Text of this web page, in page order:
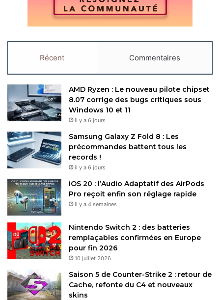
Récent Commentaires
AMD Ryzen : Le nouveau pilote chipset
8.07 corrige des bugs critiques sous
Windows 10 et 11
il y a 6 jours
Samsung Galaxy Z Fold 8 : Les
précommandes battent tous les
records !
il y a 6 jours
iOS 20 : l’Audio Adaptatif des AirPods
Pro reçoit enfin son réglage rapide
il y a 4 semaines
Nintendo Switch 2 : des batteries
remplaçables confirmées en Europe
pour fin 2026
10 juillet 2026
Saison 5 de Counter-Strike 2 : retour de
Cache, refonte du C4 et nouveaux
skins